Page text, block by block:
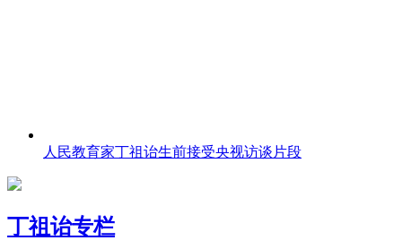
人民教育家丁祖诒生前接受央视访谈片段
丁祖诒专栏